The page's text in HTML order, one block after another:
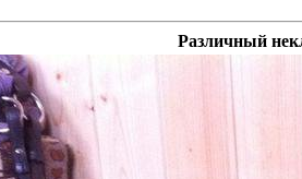
Различный